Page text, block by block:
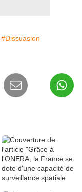
#Dissuasion